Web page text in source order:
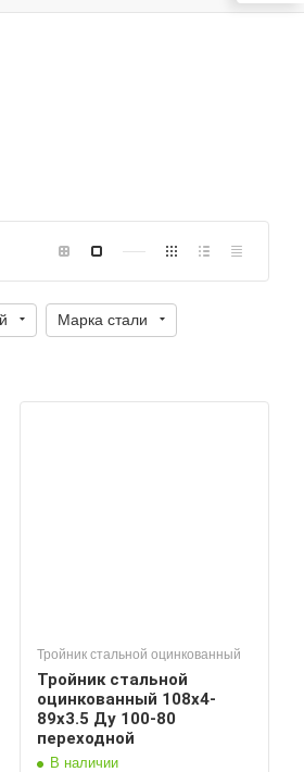
Марка стали
Тройник стальной оцинкованный
Тройник стальной
оцинкованный 108х4-
89х3.5 Ду 100-80
переходной
В наличии